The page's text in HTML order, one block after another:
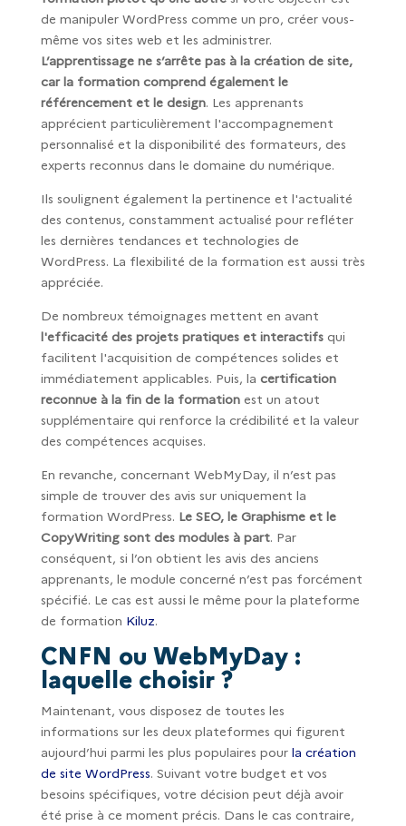
de manipuler WordPress comme un pro, créer vous-
même vos sites web et les administrer.
L’apprentissage ne s’arrête pas à la création de site,
car la formation comprend également le
référencement et le design. Les apprenants
apprécient particulièrement l'accompagnement
personnalisé et la disponibilité des formateurs, des
experts reconnus dans le domaine du numérique.
Ils soulignent également la pertinence et l'actualité
des contenus, constamment actualisé pour refléter
les dernières tendances et technologies de
WordPress. La flexibilité de la formation est aussi très
appréciée.
De nombreux témoignages mettent en avant
l'efficacité des projets pratiques et interactifsqui
facilitent l'acquisition de compétences solides et
immédiatement applicables. Puis, la certification
reconnue à la fin de la formationest un atout
supplémentaire qui renforce la crédibilité et la valeur
des compétences acquises.
En revanche, concernant WebMyDay, il n’est pas
simple de trouver des avis sur uniquement la
formation WordPress. Le SEO, le Graphisme et le
CopyWriting sont des modules à part. Par
conséquent, si l’on obtient les avis des anciens
apprenants, le module concerné n’est pas forcément
spécifié. Le cas est aussi le même pour la plateforme
de formation Kiluz.
CNFN ou WebMyDay :
laquelle choisir ?
Maintenant, vous disposez de toutes les
informations sur les deux plateformes qui figurent
aujourd’hui parmi les plus populaires pour la création
de site WordPress. Suivant votre budget et vos
besoins spécifiques, votre décision peut déjà avoir
été prise à ce moment précis. Dans le cas contraire,